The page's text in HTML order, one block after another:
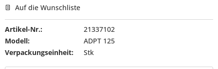
Auf die Wunschliste
Artikel-Nr.:
21337102
Modell:
ADPT 125
Verpackungseinheit:
Stk